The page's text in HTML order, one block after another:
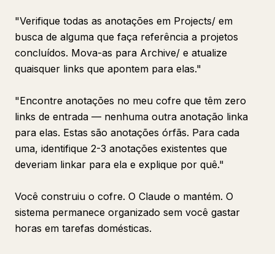
"Verifique todas as anotações em Projects/ em
busca de alguma que faça referência a projetos
concluídos. Mova-as para Archive/ e atualize
quaisquer links que apontem para elas."
"Encontre anotações no meu cofre que têm zero
links de entrada — nenhuma outra anotação linka
para elas. Estas são anotações órfãs. Para cada
uma, identifique 2-3 anotações existentes que
deveriam linkar para ela e explique por quê."
Você construiu o cofre. O Claude o mantém. O
sistema permanece organizado sem você gastar
horas em tarefas domésticas.